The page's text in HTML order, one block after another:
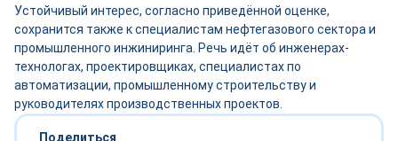
Устойчивый интерес, согласно приведённой оценке,
сохранится также к специалистам нефтегазового сектора и
промышленного инжиниринга. Речь идёт об инженерах-
технологах, проектировщиках, специалистах по
автоматизации, промышленному строительству и
руководителях производственных проектов.
Поделиться